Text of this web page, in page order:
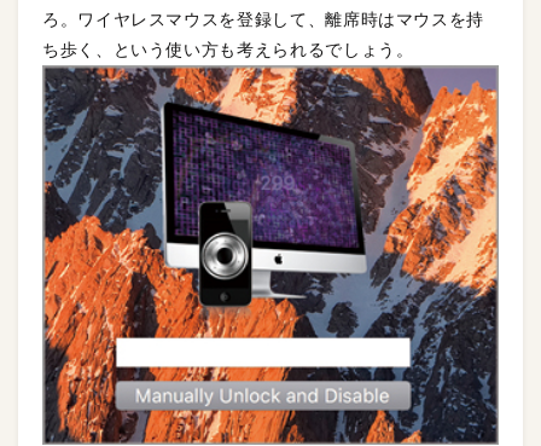
ろ。ワイヤレスマウスを登録して、離席時はマウスを持
ち歩く、という使い方も考えられるでしょう。